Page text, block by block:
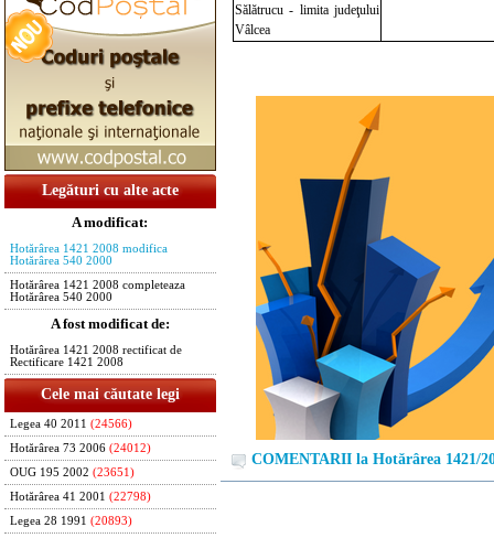
Legături cu alte acte
A modificat:
Hotărârea 1421 2008 modifica
Hotărârea 540 2000
Hotărârea 1421 2008 completeaza
Hotărârea 540 2000
A fost modificat de:
Hotărârea 1421 2008 rectificat de
Rectificare 1421 2008
Cele mai căutate legi
Legea 40 2011 (24566)
Hotărârea 73 2006 (24012)
OUG 195 2002 (23651)
Hotărârea 41 2001 (22798)
Legea 28 1991 (20893)
Sălătrucu - limita judeţului
Vâlcea
COMENTARII la Hotărârea 1421/